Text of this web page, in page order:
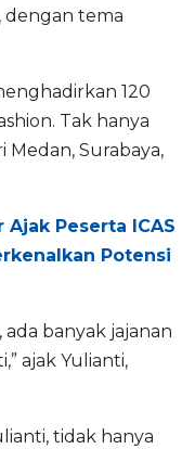
dengan tema
120
Tak hanya
Medan, Surabaya,
Ajak Peserta ICAS
Potensi
ada banyak jajanan
ajak Yulianti,
tidak hanya